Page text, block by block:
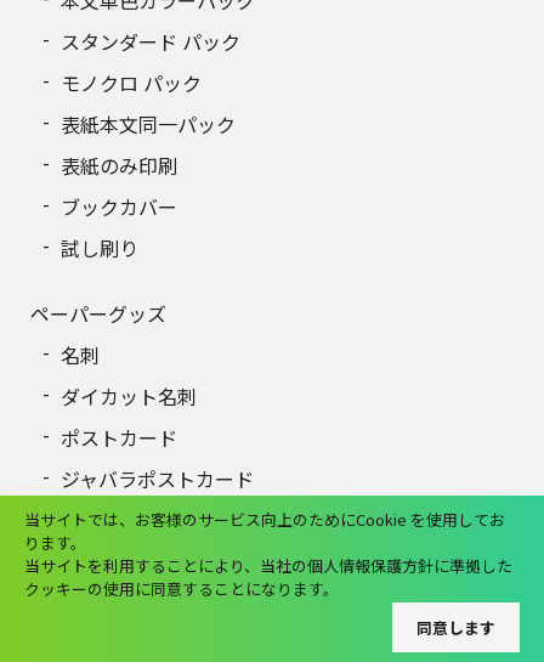
スタンダード パック
モノクロ パック
表紙本文同一パック
表紙のみ印刷
ブックカバー
試し刷り
ペーパーグッズ
名刺
ダイカット名刺
ポストカード
ジャバラポストカード
イラストカード
ダイカットイラストカード
ポスター
当サイトでは、お客様のサービス向上のためにCookie を使用してお
ります。
当サイトを利用することにより、当社の個人情報保護方針に準拠した
クッキーの使用に同意することになります。
同意します